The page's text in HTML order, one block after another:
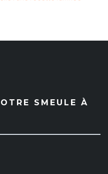
SMEULE À